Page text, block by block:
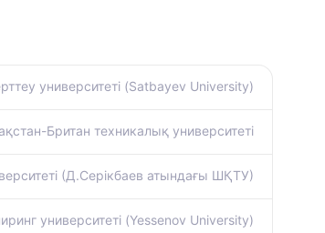
университеті (Satbayev University)
Британ техникалық университеті
(Д.Серікбаев атындағы ШҚТУ)
университеті (Yessenov University)